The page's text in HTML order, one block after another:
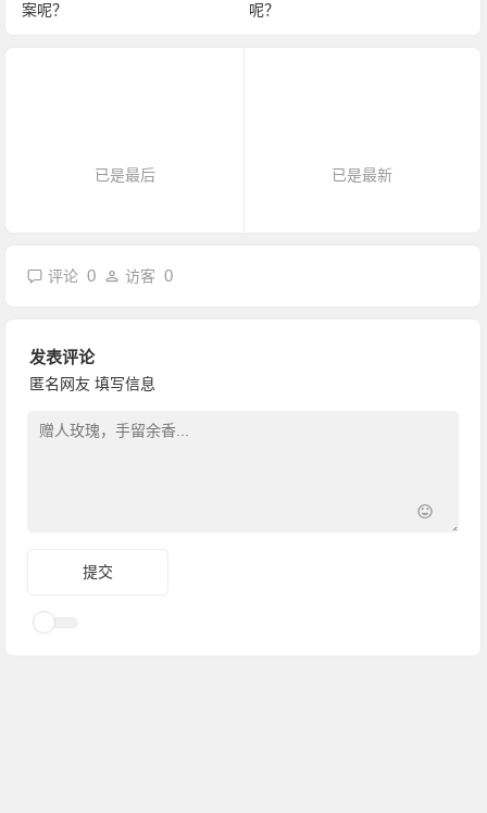
案呢？
呢？
已是最后 已是最新
评论0 访客0
发表评论
匿名网友 填写信息